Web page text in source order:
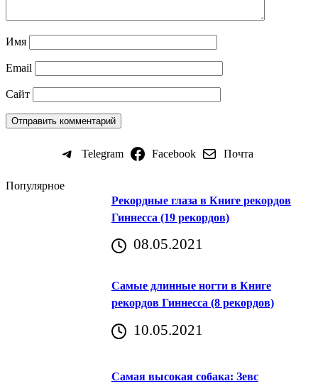
Имя
Email
Сайт
Telegram Facebook Почта
Популярное
Рекордные глаза в Книге рекордов
Гиннесса (19 рекордов)
08.05.2021
Самые длинные ногти в Книге
рекордов Гиннесса (8 рекордов)
10.05.2021
Самая высокая собака: Зевс